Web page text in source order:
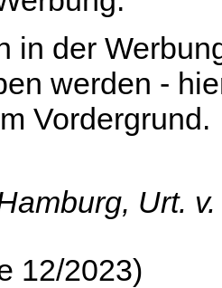
in der
werden -
Vordergrund.
Urt.
12/2023)